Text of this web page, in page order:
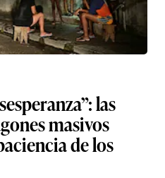
las
masivos
de los